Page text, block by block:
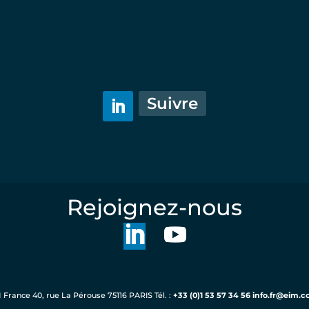
Suivre
Rejoignez-nous
France 40, rue La Pérouse 75116 PARIS Tél. : +33 (0)1 53 57 34 56